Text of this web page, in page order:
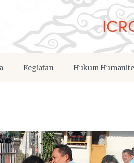
Kegiatan Hukum